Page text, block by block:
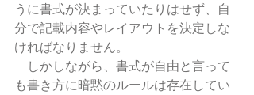
うに書式が決まっていたりはせず、自
分で記載内容やレイアウトを決定しな
ければなりません。
しかしながら、書式が自由と言って
も書き方に暗黙のルールは存在してい